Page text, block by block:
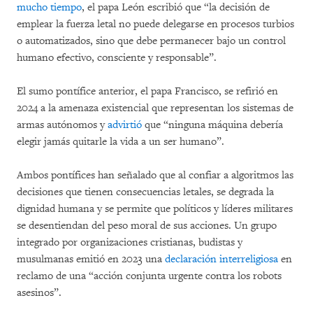
mucho tiempo, el papa León escribió que “la decisión de
emplear la fuerza letal no puede delegarse en procesos turbios
o automatizados, sino que debe permanecer bajo un control
humano efectivo, consciente y responsable”.
El sumo pontífice anterior, el papa Francisco, se refirió en
2024 a la amenaza existencial que representan los sistemas de
armas autónomos yadvirtió que “ninguna máquina debería
elegir jamás quitarle la vida a un ser humano”.
Ambos pontífices han señalado que al confiar a algoritmos las
decisiones que tienen consecuencias letales, se degrada la
dignidad humana y se permite que políticos y líderes militares
se desentiendan del peso moral de sus acciones. Un grupo
integrado por organizaciones cristianas, budistas y
musulmanas emitió en 2023 una declaración interreligiosa en
reclamo de una “acción conjunta urgente contra los robots
asesinos”.